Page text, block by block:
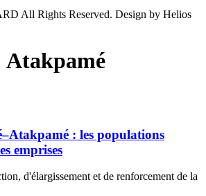
All Rights Reserved. Design by Helios
Atakpamé
: les populations
emprises
d'élargissement et de renforcement de la